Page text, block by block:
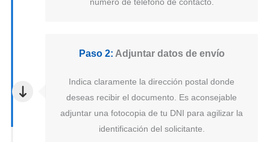
Paso 2: Adjuntar datos de envío
Indica claramente la dirección postal donde
deseas recibir el documento. Es aconsejable
adjuntar una fotocopia de tu DNI para agilizar la
identificación del solicitante.